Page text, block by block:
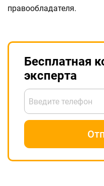
правообладателя.
Бесплатная
эксперта
Введите телефон